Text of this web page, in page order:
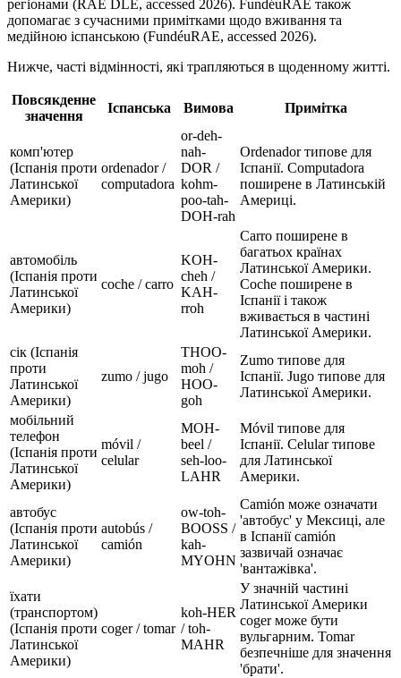
регіонами (RAE DLE, accessed 2026). FundéuRAE також
допомагає з сучасними примітками щодо вживання та
медійною іспанською (FundéuRAE, accessed 2026).
Нижче, часті відмінності, які трапляються в щоденному житті.
Повсякденне
значення
Іспанська Вимова Примітка
комп'ютер
(Іспанія проти
Латинської
Америки)
ordenador /
computadora
or-deh-
nah-
DOR /
kohm-
poo-tah-
DOH-rah
Ordenador типове для
Іспанії. Computadora
поширене в Латинській
Америці.
автомобіль
(Іспанія проти
Латинської
Америки)
coche / carro
KOH-
cheh /
KAH-
rroh
Carro поширене в
багатьох країнах
Латинської Америки.
Coche поширене в
Іспанії і також
вживається в частині
Латинської Америки.
сік (Іспанія
проти
Латинської
Америки)
zumo / jugo
THOO-
moh /
HOO-
goh
Zumo типове для
Іспанії. Jugo типове для
Латинської Америки.
мобільний
телефон
(Іспанія проти
Латинської
Америки)
móvil /
celular
MOH-
beel /
seh-loo-
LAHR
Móvil типове для
Іспанії. Celular типове
для Латинської
Америки.
автобус
(Іспанія проти
Латинської
Америки)
autobús /
camión
ow-toh-
BOOSS /
kah-
MYOHN
Camión може означати
'автобус' у Мексиці, але
в Іспанії camión
зазвичай означає
'вантажівка'.
їхати
(транспортом)
(Іспанія проти
Латинської
Америки)
coger / tomar
koh-HER
/ toh-
MAHR
У значній частині
Латинської Америки
coger може бути
вульгарним. Tomar
безпечніше для значення
'брати'.